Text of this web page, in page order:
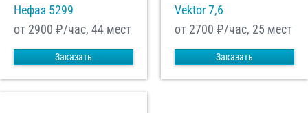
Нефаз 5299
от 2900 ₽/час, 44 мест
Заказать
Vektor 7,6
от 2700 ₽/час, 25 мест
Заказать